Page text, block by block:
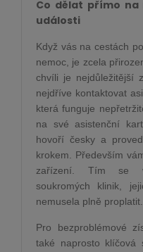
Co dělat přímo
události
Když vás na cestách
nemoc, je zcela
chvíli je nejdůležitější
nejdříve kontaktovat
která funguje
na své asistenční
hovoří česky a
krokem. Především
zařízení. Tím se
soukromých klinik,
nemusela plně proplatit.
Pro bezproblémové
také naprosto klíčová